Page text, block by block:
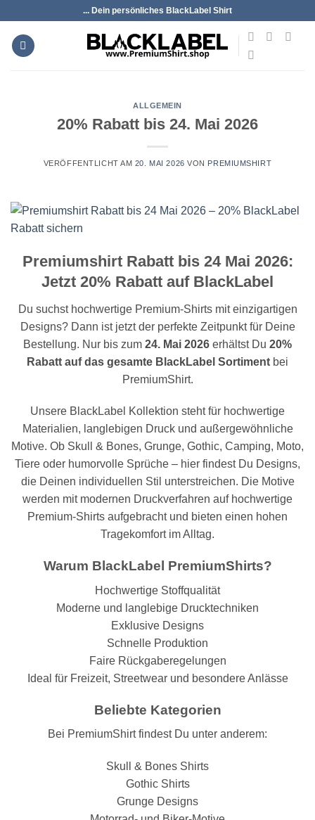
springen
... Dein persönliches BlackLabel Shirt
ALLGEMEIN
20% Rabatt bis 24. Mai 2026
VERÖFFENTLICHT AM 20. MAI 2026 VON PREMIUMSHIRT
Premiumshirt Rabatt bis 24 Mai 2026:
Jetzt 20% Rabatt auf BlackLabel
Du suchst hochwertige Premium-Shirts mit einzigartigen
Designs? Dann ist jetzt der perfekte Zeitpunkt für Deine
Bestellung. Nur bis zum 24. Mai 2026 erhältst Du 20%
Rabatt auf das gesamte BlackLabel Sortiment bei
PremiumShirt.
Unsere BlackLabel Kollektion steht für hochwertige
Materialien, langlebigen Druck und außergewöhnliche
Motive. Ob Skull & Bones, Grunge, Gothic, Camping, Moto,
Tiere oder humorvolle Sprüche – hier findest Du Designs,
die Deinen individuellen Stil unterstreichen. Die Motive
werden mit modernen Druckverfahren auf hochwertige
Premium-Shirts aufgebracht und bieten einen hohen
Tragekomfort im Alltag.
Warum BlackLabel PremiumShirts?
Hochwertige Stoffqualität
Moderne und langlebige Drucktechniken
Exklusive Designs
Schnelle Produktion
Faire Rückgaberegelungen
Ideal für Freizeit, Streetwear und besondere Anlässe
Beliebte Kategorien
Bei PremiumShirt findest Du unter anderem:
Skull & Bones Shirts
Gothic Shirts
Grunge Designs